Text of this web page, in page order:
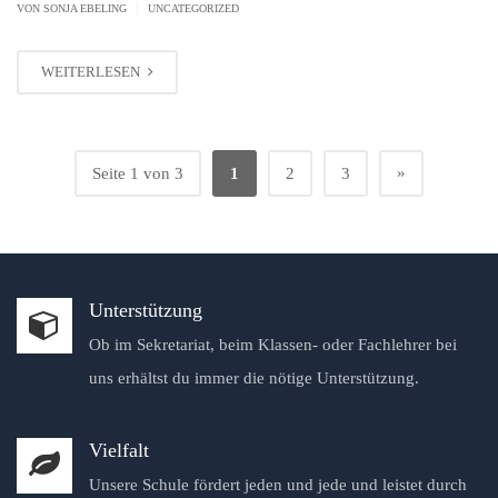
VON SONJA EBELING UNCATEGORIZED
WEITERLESEN
Seite 1 von 3 1 2 3 »
Unterstützung
Ob im Sekretariat, beim Klassen- oder Fachlehrer bei
uns erhältst du immer die nötige Unterstützung.
Vielfalt
Unsere Schule fördert jeden und jede und leistet durch